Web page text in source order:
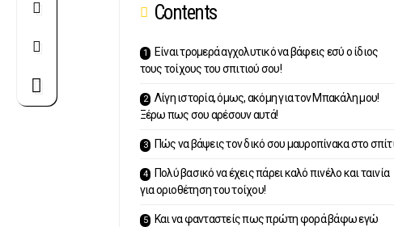
Contents
Είναι τρομερά αγχολυτικό να βάφεις εσύ ο ίδιος
τους τοίχους του σπιτιού σου!
Λίγη ιστορία, όμως, ακόμη για τον Μπακάλη μου!
Ξέρω πως σου αρέσουν αυτά!
Πώς να βάψεις τον δικό σου μαυροπίνακα στο
Πολύ βασικό να έχεις πάρει καλό πινέλο και ταινία
για οριοθέτηση του τοίχου!
Και να φανταστείς πως πρώτη φορά βάφω εγώ